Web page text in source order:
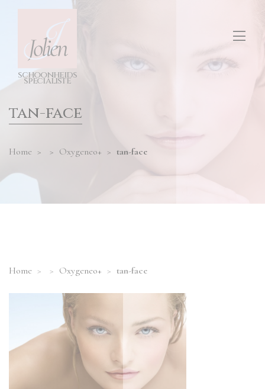
schoonheids
specialiste
tan-face
Home > > Oxygeneo+ > tan-face
Home > > Oxygeneo+ > tan-face